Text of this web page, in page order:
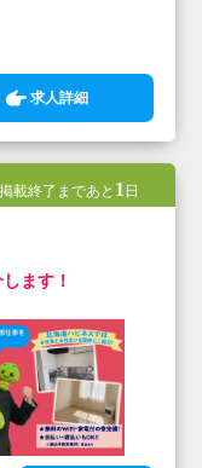
求人詳細
掲載終了まであと 1 日
ます！